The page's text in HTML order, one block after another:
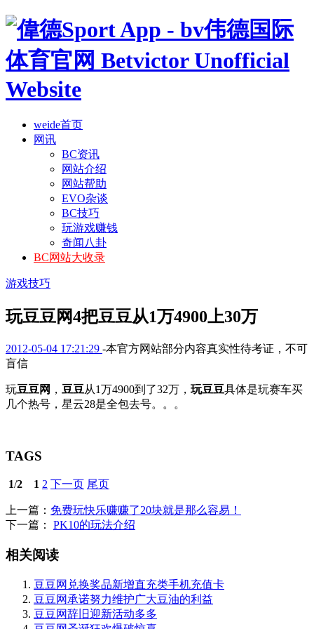
weide首页
网讯
BC资讯
网站介绍
网站帮助
EVO杂谈
BC技巧
玩游戏赚钱
奇闻八卦
BC网站大收录
游戏技巧
玩豆豆网4把豆豆从1万4900上30万
2012-05-04 17:21:29 -本官方网站部分内容真实性待考证，不可
盲信
玩豆豆网 ， 豆豆从1万4900到了32万， 玩豆豆具体是玩赛车买
几个热号，星云28是全包去号。。。
TAGS
1/2 1 2 下一页 尾页
上一篇： 免费玩快乐赚赚了20块就是那么容易！
下一篇： PK10的玩法介绍
相关阅读
豆豆网兑换奖品新增直充类手机充值卡
豆豆网承诺努力维护广大豆油的利益
豆豆网辞旧迎新活动多多